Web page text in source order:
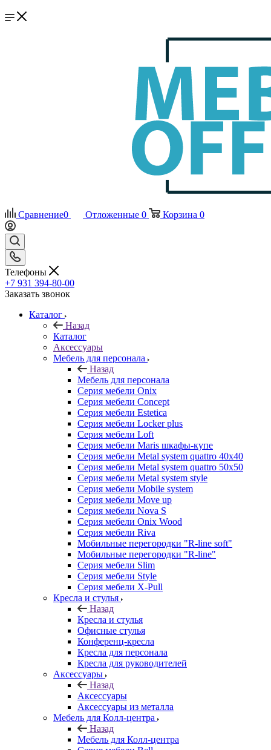
Сравнение0 Отложенные 0 Корзина 0
Телефоны
+7 931 394-80-00
Заказать звонок
Каталог
Назад
Каталог
Аксессуары
Мебель для персонала
Назад
Мебель для персонала
Серия мебели Onix
Серия мебели Concept
Серия мебели Estetica
Серия мебели Locker plus
Серия мебели Loft
Серия мебели Maris шкафы-купе
Серия мебели Metal system quattro 40x40
Серия мебели Metal system quattro 50x50
Серия мебели Metal system style
Серия мебели Mobile system
Серия мебели Move up
Серия мебели Nova S
Серия мебели Onix Wood
Серия мебели Riva
Мобильные перегородки "R-line soft"
Мобильные перегородки "R-line"
Серия мебели Slim
Серия мебели Style
Серия мебели X-Pull
Кресла и стулья
Назад
Кресла и стулья
Офисные стулья
Конференц-кресла
Кресла для персонала
Кресла для руководителей
Аксессуары
Назад
Аксессуары
Аксессуары из металла
Мебель для Колл-центра
Назад
Мебель для Колл-центра